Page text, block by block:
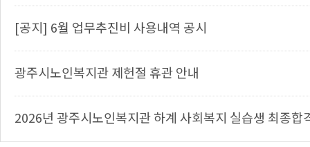
[공지] 6월 업무추진비 사용내역 공시
광주시노인복지관 제헌절 휴관 안내
2026년 광주시노인복지관 하계 사회복지 실습생 최종합